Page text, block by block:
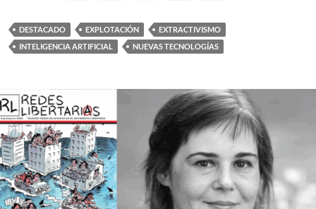
DESTACADO EXPLOTACIÓN
EXTRACTIVISMO
INTELIGENCIA ARTIFICIAL
NUEVAS TECNOLOGÍAS